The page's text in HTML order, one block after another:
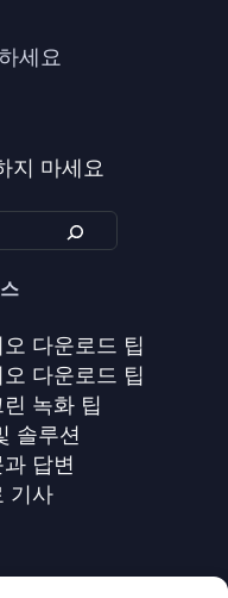
세요
지 마세요
다운로드 팁
오 다운로드 팁
녹화 팁
솔루션
답변
기사